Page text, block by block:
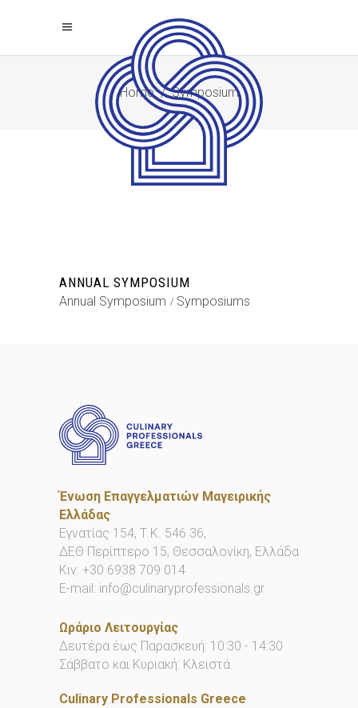
Home/Symposium
ANNUAL SYMPOSIUM
Annual Symposium Symposiums
Ένωση Επαγγελματιών Μαγειρικής
Ελλάδας
Εγνατίας 154, Τ.Κ. 546 36,
ΔΕΘ Περίπτερο 15, Θεσσαλονίκη, Ελλάδα
Κιν: +30 6938 709 014
E-mail: info@culinaryprofessionals.gr
Ωράριο Λειτουργίας
Δευτέρα έως Παρασκευή: 10:30 - 14:30
Σάββατο και Κυριακή: Κλειστά
Culinary Professionals Greece